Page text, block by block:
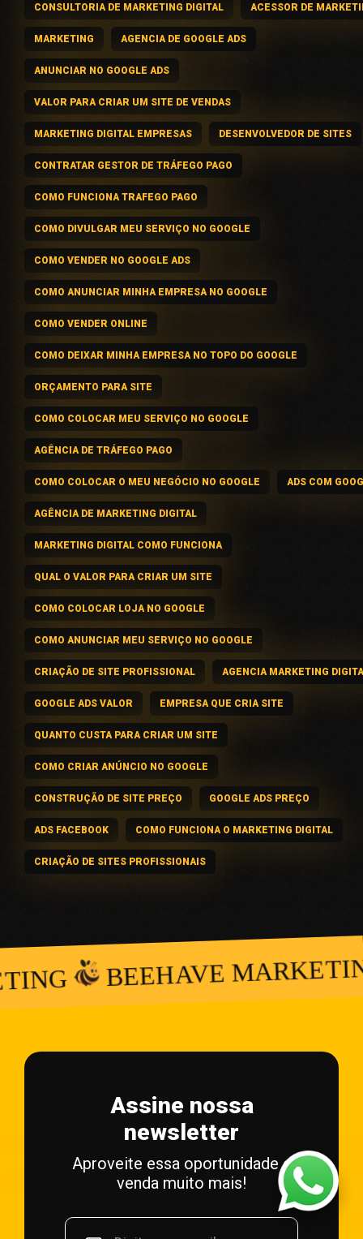
CONSULTORIA DE MARKETING DIGITAL ACESSOR DE
MARKETING AGENCIA DE GOOGLE ADS
ANUNCIAR NO GOOGLE ADS
VALOR PARA CRIAR UM SITE DE VENDAS
MARKETING DIGITAL EMPRESAS DESENVOLVEDOR DE SITES
CONTRATAR GESTOR DE TRÁFEGO PAGO
COMO FUNCIONA TRAFEGO PAGO
COMO DIVULGAR MEU SERVIÇO NO GOOGLE
COMO VENDER NO GOOGLE ADS
COMO ANUNCIAR MINHA EMPRESA NO GOOGLE
COMO VENDER ONLINE
COMO DEIXAR MINHA EMPRESA NO TOPO DO GOOGLE
ORÇAMENTO PARA SITE
COMO COLOCAR MEU SERVIÇO NO GOOGLE
AGÊNCIA DE TRÁFEGO PAGO
COMO COLOCAR O MEU NEGÓCIO NO GOOGLE ADS COM
AGÊNCIA DE MARKETING DIGITAL
MARKETING DIGITAL COMO FUNCIONA
QUAL O VALOR PARA CRIAR UM SITE
COMO COLOCAR LOJA NO GOOGLE
COMO ANUNCIAR MEU SERVIÇO NO GOOGLE
CRIAÇÃO DE SITE PROFISSIONAL AGENCIA MARKETING
GOOGLE ADS VALOR EMPRESA QUE CRIA SITE
QUANTO CUSTA PARA CRIAR UM SITE
COMO CRIAR ANÚNCIO NO GOOGLE
CONSTRUÇÃO DE SITE PREÇO GOOGLE ADS PREÇO
ADS FACEBOOK COMO FUNCIONA O MARKETING DIGITAL
CRIAÇÃO DE SITES PROFISSIONAIS
BEEHAVE MARKETING
Assine nossa
newsletter
Aproveite essa oportunidade e
venda muito mais!